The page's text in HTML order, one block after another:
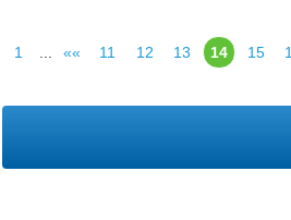
1 «« 11 12 13 14 15